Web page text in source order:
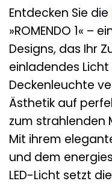
Entdecken Sie die
»ROMENDO 1« –
Designs, das Ihr
einladendes
Deckenleuchte
Ästhetik auf
zum strahlenden
Mit ihrem
und dem
LED-Licht setzt die